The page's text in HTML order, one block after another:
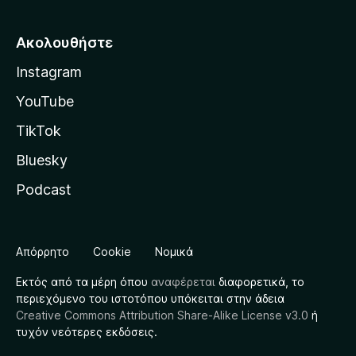
Ακολουθήστε
Instagram
YouTube
TikTok
Bluesky
Podcast
Απόρρητο Cookie Νομικά
Εκτός από τα μέρη όπου αναφέρεται διαφορετικά, το
περιεχόμενο του ιστοτόπου υπόκειται στην άδεια
Creative Commons Attribution Share-Alike License v3.0 ή
τυχόν νεότερες εκδόσεις.